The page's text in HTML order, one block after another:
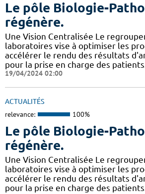
Le pôle Biologie-
régénère.
Une Vision Centralisée Le
laboratoires vise à optimiser les
accélérer le rendu des résultats
pour la prise en charge des
19/04/2024 02:00
ACTUALITÉS
relevance: 100%
Le pôle Biologie-
régénère.
Une Vision Centralisée Le
laboratoires vise à optimiser les
accélérer le rendu des résultats
pour la prise en charge des